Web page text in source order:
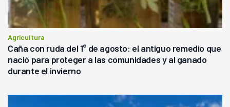
Agricultura
Caña con ruda del 1° de agosto: el antiguo remedio que
nació para proteger a las comunidades y al ganado
durante el invierno